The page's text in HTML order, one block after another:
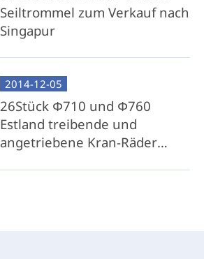
Seiltrommel zum Verkauf nach
Singapur
2014-12-05
26Stück Φ710 und Φ760
Estland treibende und
angetriebene Kran-Räder